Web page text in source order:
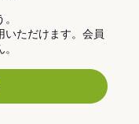
いただけます。会員